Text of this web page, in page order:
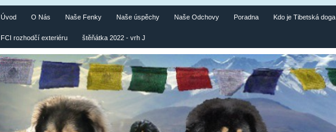
Úvod O Nás Naše Fenky Naše úspěchy Naše Odchovy Poradna Kdo je Tibetská doga
FCI rozhodčí exteriéru štěňátka 2022 - vrh J